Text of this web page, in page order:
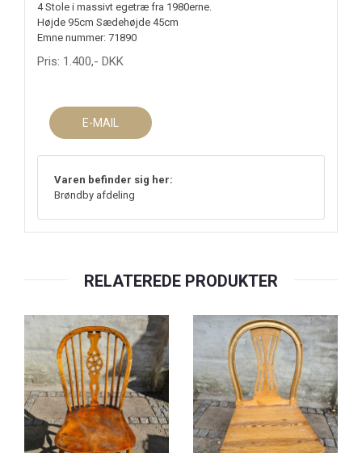
4 Stole i massivt egetræ fra 1980erne.
Højde 95cm Sædehøjde 45cm
Emne nummer: 71890
Pris: 1.400,- DKK
E-MAIL
Varen befinder sig her:
Brøndby afdeling
RELATEREDE PRODUKTER